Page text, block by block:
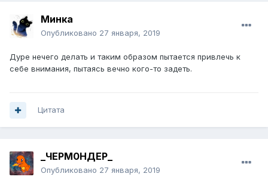
Минка
Опубликовано 27 января, 2019
Дуре нечего делать и таким образом пытается привлечь к
себе внимания, пытаясь вечно кого-то задеть.
Цитата
_ЧЕРМ0НДЕР_
Опубликовано 27 января, 2019